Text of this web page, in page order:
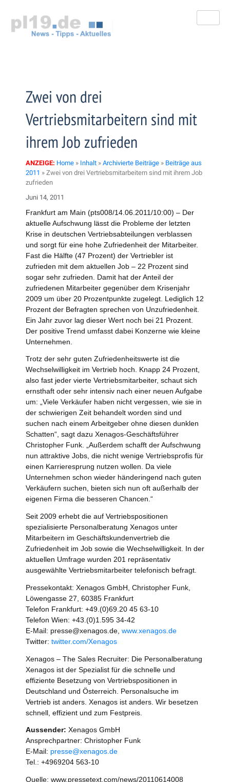
springen
Zwei von drei
Vertriebsmitarbeitern sind mit
ihrem Job zufrieden
ANZEIGE: Home » Inhalt » Archivierte Beiträge » Beiträge aus
2011 » Zwei von drei Vertriebsmitarbeitern sind mit ihrem Job
zufrieden
Juni 14, 2011
Frankfurt am Main (pts008/14.06.2011/10:00) – Der
aktuelle Aufschwung lässt die Probleme der letzten
Krise in deutschen Vertriebsabteilungen verblassen
und sorgt für eine hohe Zufriedenheit der Mitarbeiter.
Fast die Hälfte (47 Prozent) der Vertriebler ist
zufrieden mit dem aktuellen Job – 22 Prozent sind
sogar sehr zufrieden. Damit hat der Anteil der
zufriedenen Mitarbeiter gegenüber dem Krisenjahr
2009 um über 20 Prozentpunkte zugelegt. Lediglich 12
Prozent der Befragten sprechen von Unzufriedenheit.
Ein Jahr zuvor lag dieser Wert noch bei 21 Prozent.
Der positive Trend umfasst dabei Konzerne wie kleine
Unternehmen.
Trotz der sehr guten Zufriedenheitswerte ist die
Wechselwilligkeit im Vertrieb hoch. Knapp 24 Prozent,
also fast jeder vierte Vertriebsmitarbeiter, schaut sich
ernsthaft oder sehr intensiv nach einer neuen Aufgabe
um: „Viele Verkäufer haben nicht vergessen, wie sie in
der schwierigen Zeit behandelt worden sind und
suchen nach einem Arbeitgeber ohne diesen dunklen
Schatten“, sagt dazu Xenagos-Geschäftsführer
Christopher Funk. „Außerdem schafft der Aufschwung
nun attraktive Jobs, die nicht wenige Vertriebsprofis für
einen Karrieresprung nutzen wollen. Da viele
Unternehmen schon wieder händeringend nach guten
Verkäufern suchen, bieten sich nun oft außerhalb der
eigenen Firma die besseren Chancen.“
Seit 2009 erhebt die auf Vertriebspositionen
spezialisierte Personalberatung Xenagos unter
Mitarbeitern im Geschäftskundenvertrieb die
Zufriedenheit im Job sowie die Wechselwilligkeit. In der
aktuellen Umfrage wurden 201 repräsentativ
ausgewählte Vertriebsmitarbeiter telefonisch befragt.
Pressekontakt: Xenagos GmbH, Christopher Funk,
Löwengasse 27, 60385 Frankfurt
Telefon Frankfurt: +49.(0)69.20 45 63-10
Telefon Wien: +43.(0)1.595 34-42
E-Mail: presse@xenagos.de, www.xenagos.de
Twitter: twitter.com/Xenagos
Xenagos – The Sales Recruiter: Die Personalberatung
Xenagos ist der Spezialist für die schnelle und
effiziente Besetzung von Vertriebspositionen in
Deutschland und Österreich. Personalsuche im
Vertrieb ist anders. Xenagos ist anders. Wir besetzen
schnell, effizient und zum Festpreis.
Aussender: Xenagos GmbH
Ansprechpartner: Christopher Funk
E-Mail: presse@xenagos.de
Tel.: +4969204 563-10
Quelle: www.pressetext.com/news/20110614008